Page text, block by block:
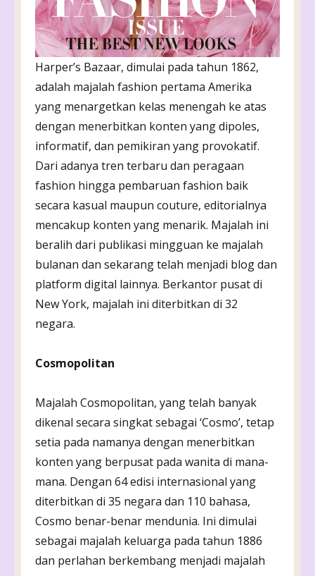
Harper’s Bazaar, dimulai pada tahun 1862,
adalah majalah fashion pertama Amerika
yang menargetkan kelas menengah ke atas
dengan menerbitkan konten yang dipoles,
informatif, dan pemikiran yang provokatif.
Dari adanya tren terbaru dan peragaan
fashion hingga pembaruan fashion baik
secara kasual maupun couture, editorialnya
mencakup konten yang menarik. Majalah ini
beralih dari publikasi mingguan ke majalah
bulanan dan sekarang telah menjadi blog dan
platform digital lainnya. Berkantor pusat di
New York, majalah ini diterbitkan di 32
negara.
Cosmopolitan
Majalah Cosmopolitan, yang telah banyak
dikenal secara singkat sebagai ‘Cosmo’, tetap
setia pada namanya dengan menerbitkan
konten yang berpusat pada wanita di mana-
mana. Dengan 64 edisi internasional yang
diterbitkan di 35 negara dan 110 bahasa,
Cosmo benar-benar mendunia. Ini dimulai
sebagai majalah keluarga pada tahun 1886
dan perlahan berkembang menjadi majalah